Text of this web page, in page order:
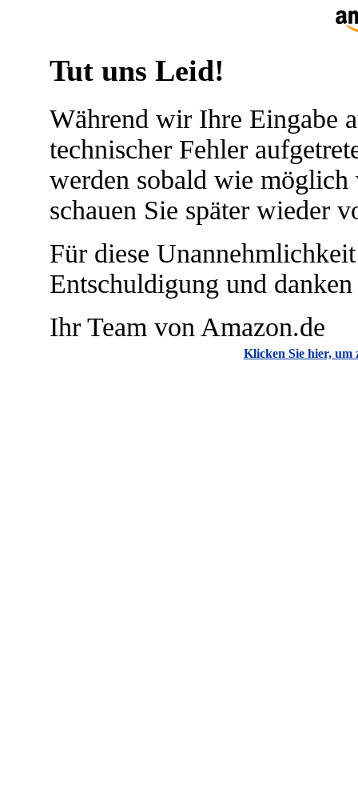
Tut uns Leid!
Während wir Ihre Eingabe
technischer Fehler
werden sobald wie
schauen Sie später wieder
Für diese
Entschuldigung und
Ihr Team von Amazon.de
Klicken Sie hier, um